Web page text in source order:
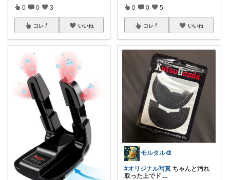
0 0 3
コレ いいね
0 0 5
コレ いいね
モルタル🎨
#オリジナル写真 ちゃんと汚れ
取った上でド ...